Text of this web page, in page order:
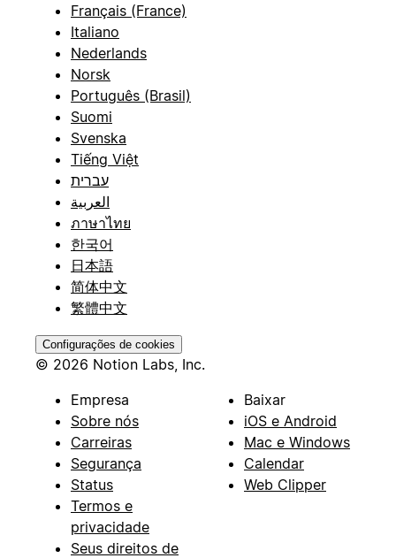
Français (France)
Italiano
Nederlands
Norsk
Português (Brasil)
Suomi
Svenska
Tiếng Việt
עברית
العربية
ภาษาไทย
한국어
日本語
简体中文
繁體中文
Configurações de cookies
© 2026 Notion Labs, Inc.
Empresa
Sobre nós
Carreiras
Segurança
Status
Termos e
privacidade
Seus direitos de
Baixar
iOS e Android
Mac e Windows
Calendar
Web Clipper